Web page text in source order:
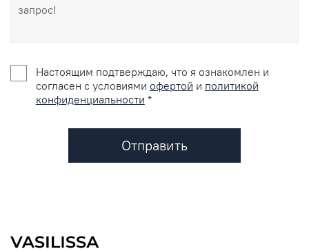
Настоящим подтверждаю, что я ознакомлен и
согласен с условиями офертой и политикой
конфиденциальности *
Отправить